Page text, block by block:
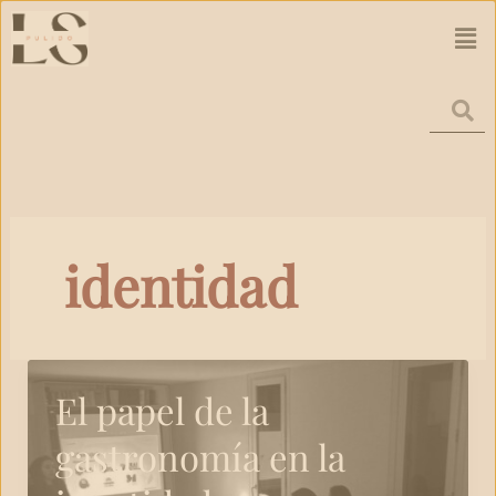
Ir
al
contenido
identidad
El papel de la
gastronomía en la